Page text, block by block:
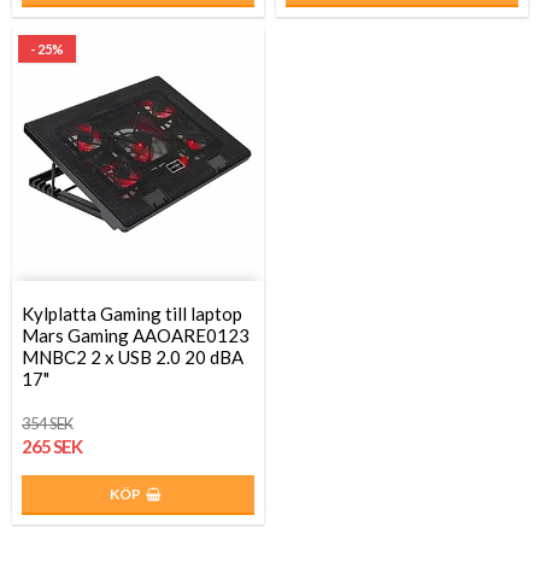
- 25%
Kylplatta Gaming till laptop
Mars Gaming AAOARE0123
MNBC2 2 x USB 2.0 20 dBA
17"
354 SEK
265 SEK
KÖP